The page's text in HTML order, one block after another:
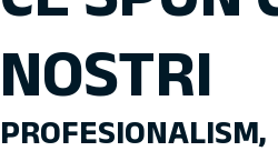
NOSTRI
PROFESIONALISM,